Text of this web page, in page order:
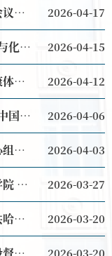
2026-04-17
神
2026-04-15
报告
2026-04-12
课
2026-04-06
大会
2026-04-03
班式
2026-03-27
办
2026-03-20
精...
2026-03-20
活...